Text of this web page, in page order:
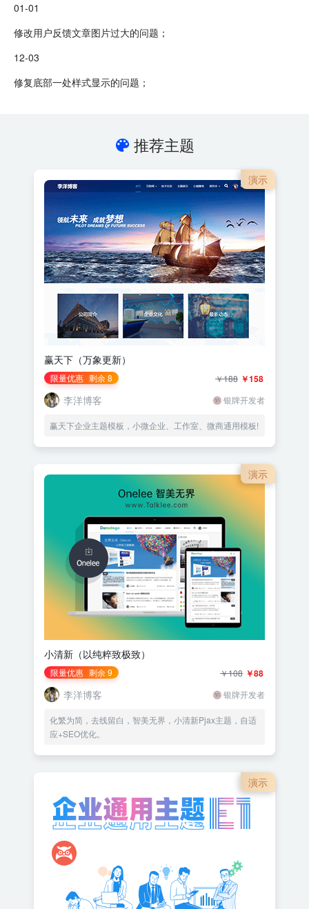
01-01
修改用户反馈文章图片过大的问题；
12-03
修复底部一处样式显示的问题；
推荐主题
演示
赢天下（万象更新）
限量优惠 剩余 8 ￥158
￥188
李洋博客 银牌开发者
赢天下企业主题模板，小微企业、工作室、微商通用模板!
演示
小清新（以纯粹致极致）
限量优惠 剩余 9 ￥88
￥108
李洋博客 银牌开发者
化繁为简，去线留白，智美无界，小清新Pjax主题，自适
应+SEO优化。
演示